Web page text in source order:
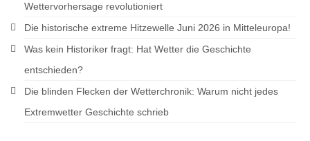
Wettervorhersage revolutioniert
Die historische extreme Hitzewelle Juni 2026 in Mitteleuropa!
Was kein Historiker fragt: Hat Wetter die Geschichte
entschieden?
Die blinden Flecken der Wetterchronik: Warum nicht jedes
Extremwetter Geschichte schrieb